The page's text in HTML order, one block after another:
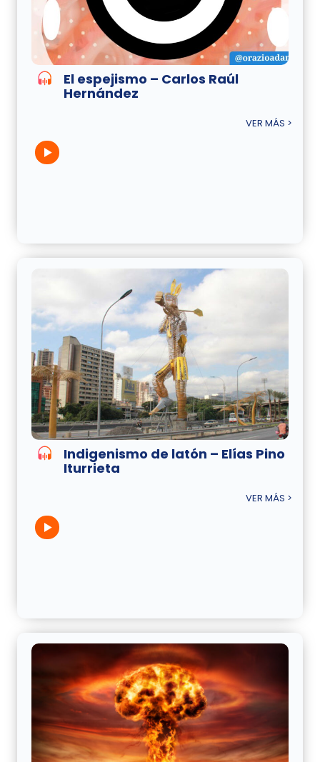
El espejismo – Carlos Raúl
Hernández
VER MÁS >
Indigenismo de latón – Elías Pino
Iturrieta
VER MÁS >